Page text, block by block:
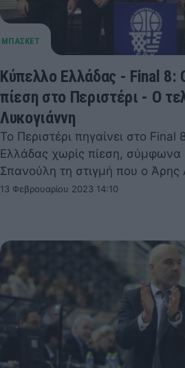
Κύπελλο Ελλάδας - Final 8:
πίεση στο Περιστέρι - Ο
Λυκογιάννη
Το Περιστέρι πηγαίνει στο Final
Ελλάδας χωρίς πίεση, σύμφωνα
Σπανούλη τη στιγμή που ο Άρης
13 Φεβρουαρίου 2023 14:10